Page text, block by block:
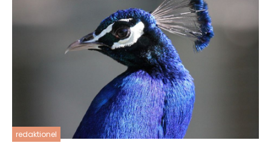
redaktionel